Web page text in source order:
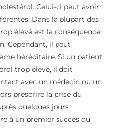
Celui-ci peut avoir
Dans la plupart des
élevé est la conséquence
Cependant, il peut
héréditaire. Si un patient
trop élevé, il doit
avec un médecin ou un
prescrire la prise du
quelques jours
à un premier succès du